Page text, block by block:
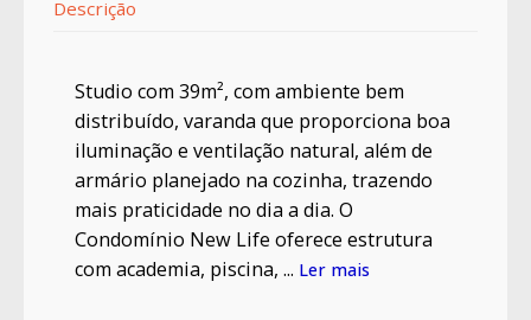
Descrição
Studio com 39m², com ambiente bem
distribuído, varanda que proporciona boa
iluminação e ventilação natural, além de
armário planejado na cozinha, trazendo
mais praticidade no dia a dia. O
Condomínio New Life oferece estrutura
com academia, piscina, ... Ler mais